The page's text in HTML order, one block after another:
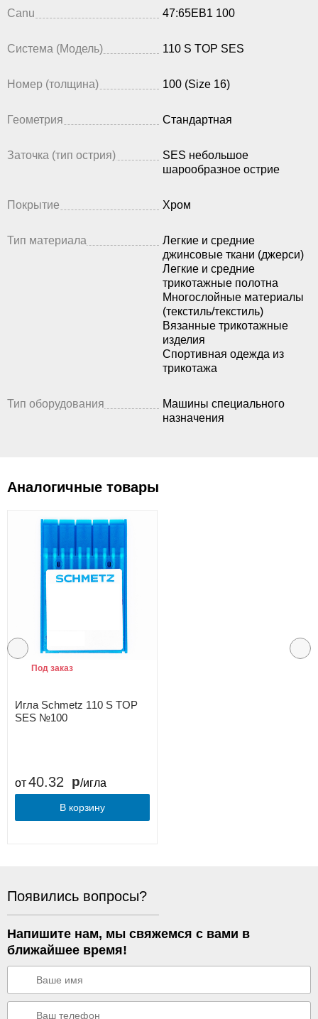
Canu 47:65EB1 100
Система (Модель) 110 S TOP SES
Номер (толщина) 100 (Size 16)
Геометрия Стандартная
Заточка (тип острия)
SES небольшое
шарообразное острие
Покрытие Хром
Тип материала
Легкие и средние
джинсовые ткани (джерси)
Легкие и средние
трикотажные полотна
Многослойные материалы
(текстиль/текстиль)
Вязанные трикотажные
изделия
Спортивная одежда из
трикотажа
Тип оборудования
Машины специального
назначения
Аналогичные товары
Игла Schmetz 110 S TOP
SES №100
Под заказ
от40.32 /игла
В корзину
Появились вопросы?
Напишите нам, мы свяжемся с вами в
ближайшее время!